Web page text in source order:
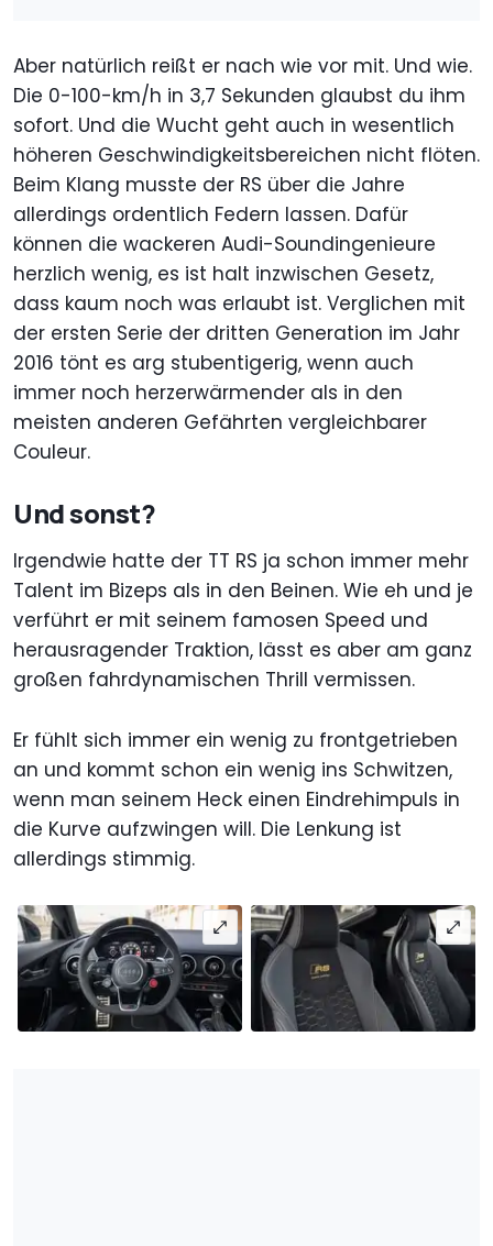
Aber natürlich reißt er nach wie vor mit. Und wie.
Die 0-100-km/h in 3,7 Sekunden glaubst du ihm
sofort. Und die Wucht geht auch in wesentlich
höheren Geschwindigkeitsbereichen nicht flöten.
Beim Klang musste der RS über die Jahre
allerdings ordentlich Federn lassen. Dafür
können die wackeren Audi-Soundingenieure
herzlich wenig, es ist halt inzwischen Gesetz,
dass kaum noch was erlaubt ist. Verglichen mit
der ersten Serie der dritten Generation im Jahr
2016 tönt es arg stubentigerig, wenn auch
immer noch herzerwärmender als in den
meisten anderen Gefährten vergleichbarer
Couleur.
Und sonst?
Irgendwie hatte der TT RS ja schon immer mehr
Talent im Bizeps als in den Beinen. Wie eh und je
verführt er mit seinem famosen Speed und
herausragender Traktion, lässt es aber am ganz
großen fahrdynamischen Thrill vermissen.
Er fühlt sich immer ein wenig zu frontgetrieben
an und kommt schon ein wenig ins Schwitzen,
wenn man seinem Heck einen Eindrehimpuls in
die Kurve aufzwingen will. Die Lenkung ist
allerdings stimmig.